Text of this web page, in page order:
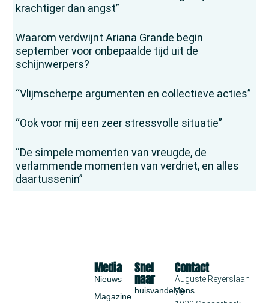
krachtiger dan angst”
Waarom verdwijnt Ariana Grande begin
september voor onbepaalde tijd uit de
schijnwerpers?
“Vlijmscherpe argumenten en collectieve acties”
“Ook voor mij een zeer stressvolle situatie”
“De simpele momenten van vreugde, de
verlammende momenten van verdriet, en alles
daartussenin”
Snel
naar
huisvandeMens
Media
Nieuws
Magazine
Contact
Auguste Reyerslaan
70